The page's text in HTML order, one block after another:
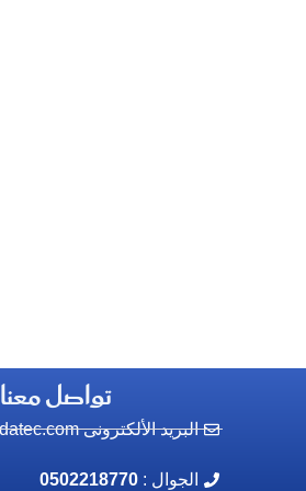
تواصل معنا
البريد الألكترونى support@nahdatec.com
الجوال :0502218770